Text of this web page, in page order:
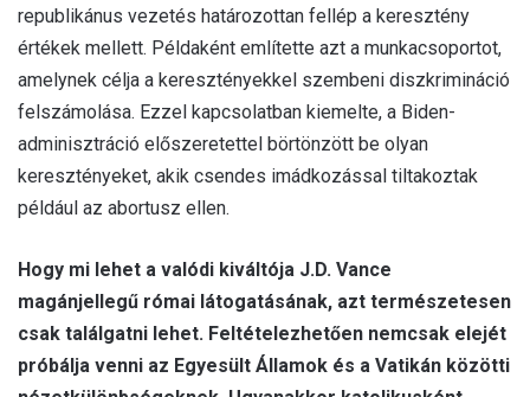
republikánus vezetés határozottan fellép a keresztény
értékek mellett. Példaként említette azt a munkacsoportot,
amelynek célja a keresztényekkel szembeni diszkrimináció
felszámolása. Ezzel kapcsolatban kiemelte, a Biden-
adminisztráció előszeretettel börtönzött be olyan
keresztényeket, akik csendes imádkozással tiltakoztak
például az abortusz ellen.
Hogy mi lehet a valódi kiváltója J.D. Vance
magánjellegű római látogatásának, azt természetesen
csak találgatni lehet. Feltételezhetően nemcsak elejét
próbálja venni az Egyesült Államok és a Vatikán közötti